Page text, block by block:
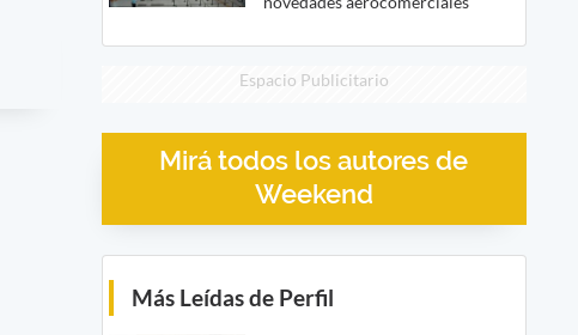
Espacio Publicitario
Mirá todos los autores de
Weekend
Más Leídas de Perfil